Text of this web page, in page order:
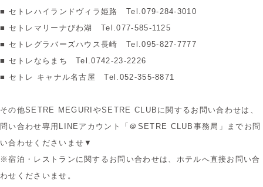
■ セトレハイランドヴィラ姫路 Tel.079-284-3010
■ セトレマリーナびわ湖 Tel.077-585-1125
■ セトレグラバーズハウス長崎 Tel.095-827-7777
■ セトレならまち Tel.0742-23-2226
■ セトレ キャナル名古屋 Tel . 052-355-8871
その他SETRE MEGURIやSETRE CLUBに関するお問い合わせは、
問い合わせ専用LINEアカウント「＠SETRE CLUB事務局」までお問
い合わせくださいませ▼
※宿泊・レストランに関するお問い合わせは、ホテルへ直接お問い合
わせくださいませ。